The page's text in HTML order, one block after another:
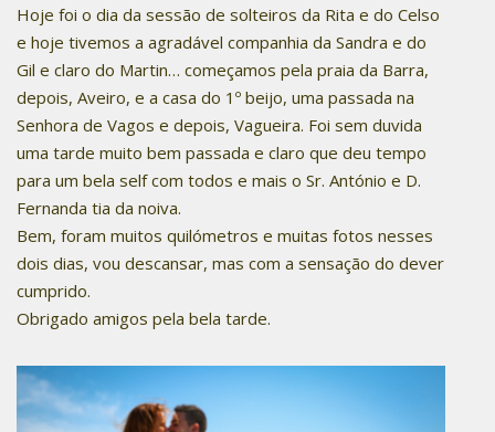
Hoje foi o dia da sessão de solteiros da Rita e do Celso
e hoje tivemos a agradável companhia da Sandra e do
Gil e claro do Martin… começamos pela praia da Barra,
depois, Aveiro, e a casa do 1º beijo, uma passada na
Senhora de Vagos e depois, Vagueira. Foi sem duvida
uma tarde muito bem passada e claro que deu tempo
para um bela self com todos e mais o Sr. António e D.
Fernanda tia da noiva.
Bem, foram muitos quilómetros e muitas fotos nesses
dois dias, vou descansar, mas com a sensação do dever
cumprido.
Obrigado amigos pela bela tarde.